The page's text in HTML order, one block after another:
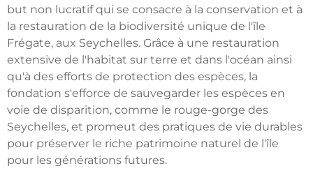
but non lucratif qui se consacre à la conservation et à
la restauration de la biodiversité unique de l'île
Frégate, aux Seychelles. Grâce à une restauration
extensive de l'habitat sur terre et dans l'océan ainsi
qu'à des efforts de protection des espèces, la
fondation s'efforce de sauvegarder les espèces en
voie de disparition, comme le rouge-gorge des
Seychelles, et promeut des pratiques de vie durables
pour préserver le riche patrimoine naturel de l'île
pour les générations futures.